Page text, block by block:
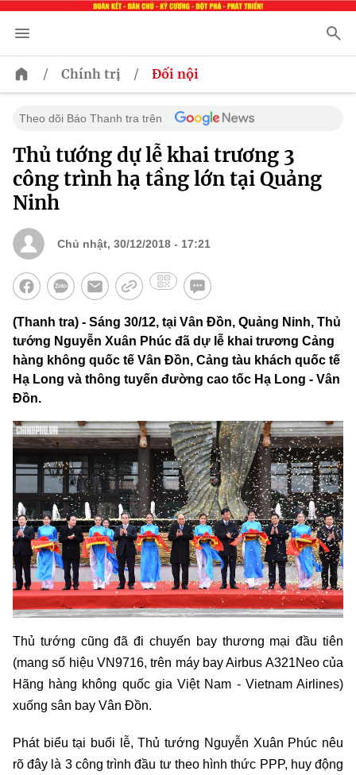
/ Chính trị / Đối nội
Theo dõi Báo Thanh tra trên
Thủ tướng dự lễ khai trương 3
công trình hạ tầng lớn tại Quảng
Ninh
Chủ nhật, 30/12/2018 - 17:21
(Thanh tra) - Sáng 30/12, tại Vân Đồn, Quảng Ninh, Thủ
tướng Nguyễn Xuân Phúc đã dự lễ khai trương Cảng
hàng không quốc tế Vân Đồn, Cảng tàu khách quốc tế
Hạ Long và thông tuyến đường cao tốc Hạ Long - Vân
Đồn.
Thủ tướng cũng đã đi chuyến bay thương mại đầu tiên
(mang số hiệu VN9716, trên máy bay Airbus A321Neo của
Hãng hàng không quốc gia Việt Nam - Vietnam Airlines)
xuống sân bay Vân Đồn.
Phát biểu tại buổi lễ, Thủ tướng Nguyễn Xuân Phúc nêu
rõ đây là 3 công trình đầu tư theo hình thức PPP, huy động